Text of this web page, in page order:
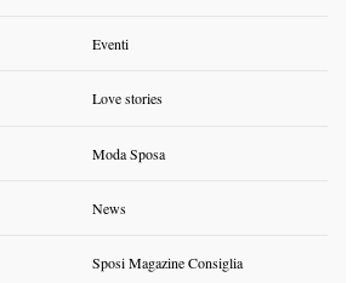
Eventi
Love stories
Moda Sposa
News
Sposi Magazine Consiglia